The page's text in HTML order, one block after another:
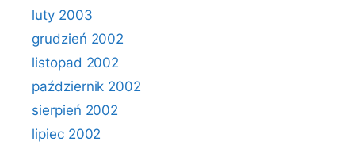
luty 2003
grudzień 2002
listopad 2002
październik 2002
sierpień 2002
lipiec 2002